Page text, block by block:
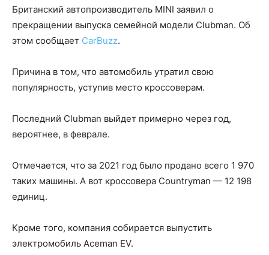
Британский автопроизводитель MINI заявил о
прекращении выпуска семейной модели Clubman. Об
этом сообщает CarBuzz.
Причина в том, что автомобиль утратил свою
популярность, уступив место кроссоверам.
Последний Clubman выйдет примерно через год,
вероятнее, в феврале.
Отмечается, что за 2021 год было продано всего 1 970
таких машины. А вот кроссовера Countryman — 12 198
единиц.
Кроме того, компания собирается выпустить
электромобиль Aceman EV.